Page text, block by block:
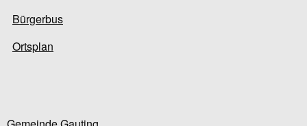
Bürgerbus
Ortsplan